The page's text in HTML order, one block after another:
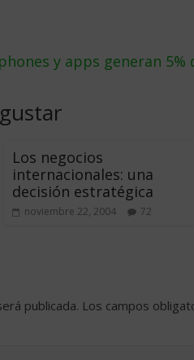
y apps generan 5%
Los negocios
internacionales: una
decisión estratégica
noviembre 22, 2004 72
publicada. Los campos